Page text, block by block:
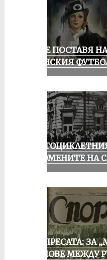
РУСЕ ПОСТАВЯ
ЖЕНСКИЯ
СПОМЕНИТЕ НА
ОТ ПРЕСАТА: ЗА
МАЧОВЕ МЕЖДУ